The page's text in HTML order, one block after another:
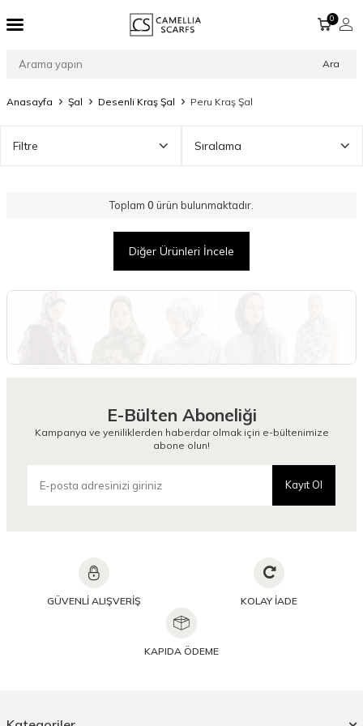
Ara
0
Anasayfa Şal Desenli Kraş Şal Peru Kraş Şal
Filtre Sıralama
Toplam 0 ürün bulunmaktadır.
Diğer Ürünleri İncele
E-Bülten Aboneliği
Kampanya ve yeniliklerden haberdar olmak için e-bültenimize
abone olun!
Kayıt Ol
GÜVENLİ ALIŞVERİŞ KOLAY İADE
KAPIDA ÖDEME